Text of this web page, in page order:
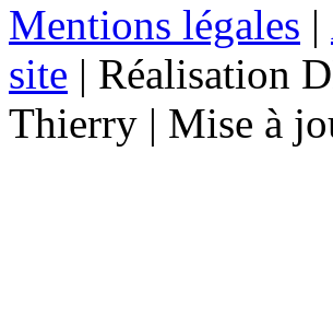
Mentions légales |
site | Réalisation
Thierry | Mise à